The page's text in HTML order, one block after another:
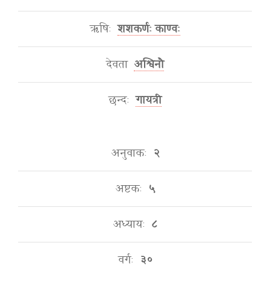
ऋषिः शशकर्णः काण्वः
देवता अश्विनौ
छन्दः गायत्री
अनुवाकः २
अष्टकः ५
अध्यायः ८
वर्गः ३०